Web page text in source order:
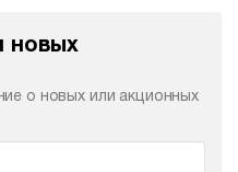
новых
о новых или акционных